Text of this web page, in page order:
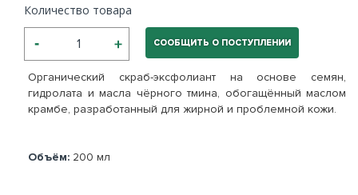
Органический скраб-эксфолиант на основе семян,
гидролата и масла чёрного тмина, обогащённый маслом
крамбе, разработанный для жирной и проблемной кожи.
Объём: 200 мл
Количество товара
СООБЩИТЬ О ПОСТУПЛЕНИИ